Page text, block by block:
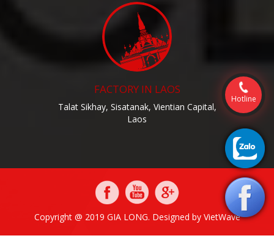
FACTORY IN LAOS
Talat Sikhay, Sisatanak, Vientian Capital,
Laos
Copyright @ 2019 GIA LONG. Designed by VietWave
Hotline